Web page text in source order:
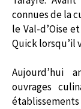
connues de la
le Val-d’Oise
Quick lorsqu’il
Aujourd’hui
ouvrages